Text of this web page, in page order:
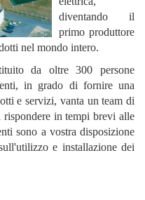
diventando il
primo produttore
nel mondo intero.
da oltre 300 persone
in grado di fornire una
e servizi, vanta un team di
in tempi brevi alle
sono a vostra disposizione
e installazione dei